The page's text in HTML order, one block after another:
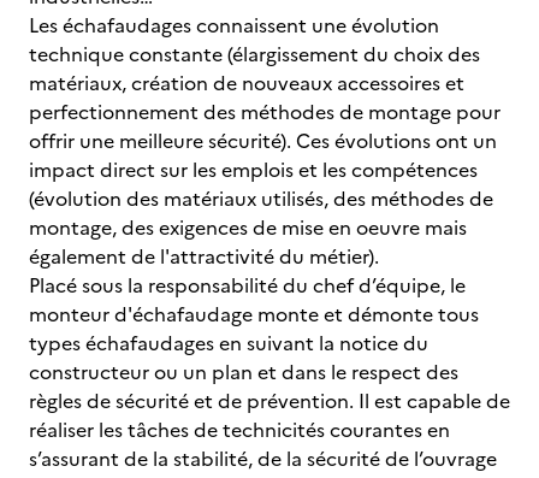
Les échafaudages connaissent une évolution
technique constante (élargissement du choix des
matériaux, création de nouveaux accessoires et
perfectionnement des méthodes de montage pour
offrir une meilleure sécurité). Ces évolutions ont un
impact direct sur les emplois et les compétences
(évolution des matériaux utilisés, des méthodes de
montage, des exigences de mise en oeuvre mais
également de l'attractivité du métier).
Placé sous la responsabilité du chef d’équipe, le
monteur d'échafaudage monte et démonte tous
types échafaudages en suivant la notice du
constructeur ou un plan et dans le respect des
règles de sécurité et de prévention. Il est capable de
réaliser les tâches de technicités courantes en
s’assurant de la stabilité, de la sécurité de l’ouvrage